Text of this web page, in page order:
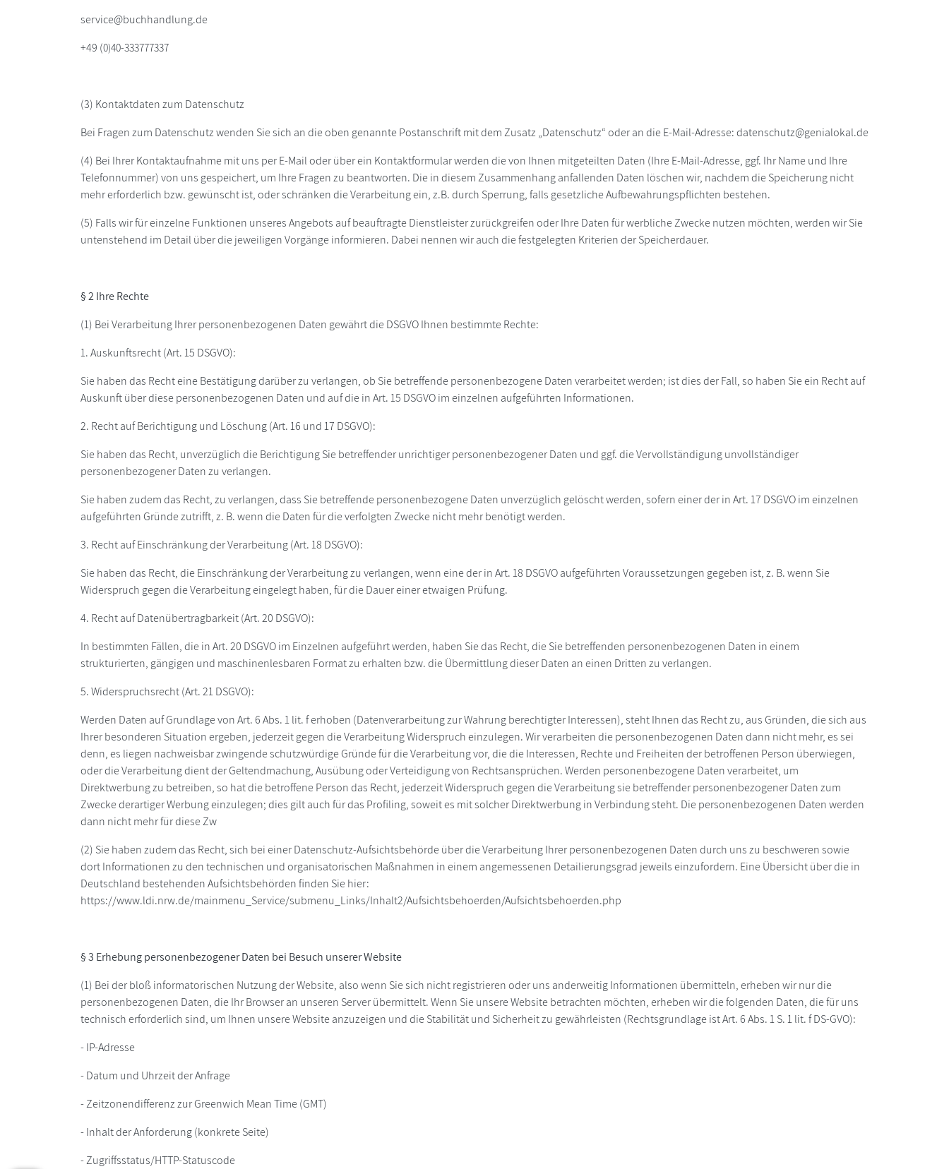
service@buchhandlung.de
+49 (0)40-333777337
(3) Kontaktdaten zum Datenschutz
Bei Fragen zum Datenschutz wenden Sie sich an die oben genannte Postanschrift mit dem Zusatz „Datenschutz“ oder an die E-Mail-Adresse: datenschutz@genialokal.de
(4) Bei Ihrer Kontaktaufnahme mit uns per E-Mail oder über ein Kontaktformular werden die von Ihnen mitgeteilten Daten (Ihre E-Mail-Adresse, ggf. Ihr Name und Ihre
Telefonnummer) von uns gespeichert, um Ihre Fragen zu beantworten. Die in diesem Zusammenhang anfallenden Daten löschen wir, nachdem die Speicherung nicht
mehr erforderlich bzw. gewünscht ist, oder schränken die Verarbeitung ein, z.B. durch Sperrung, falls gesetzliche Aufbewahrungspflichten bestehen.
(5) Falls wir für einzelne Funktionen unseres Angebots auf beauftragte Dienstleister zurückgreifen oder Ihre Daten für werbliche Zwecke nutzen möchten, werden wir Sie
untenstehend im Detail über die jeweiligen Vorgänge informieren. Dabei nennen wir auch die festgelegten Kriterien der Speicherdauer.
§ 2 Ihre Rechte
(1) Bei Verarbeitung Ihrer personenbezogenen Daten gewährt die DSGVO Ihnen bestimmte Rechte:
1. Auskunftsrecht (Art. 15 DSGVO):
Sie haben das Recht eine Bestätigung darüber zu verlangen, ob Sie betreffende personenbezogene Daten verarbeitet werden; ist dies der Fall, so haben Sie ein Recht auf
Auskunft über diese personenbezogenen Daten und auf die in Art. 15 DSGVO im einzelnen aufgeführten Informationen.
2. Recht auf Berichtigung und Löschung (Art. 16 und 17 DSGVO):
Sie haben das Recht, unverzüglich die Berichtigung Sie betreffender unrichtiger personenbezogener Daten und ggf. die Vervollständigung unvollständiger
personenbezogener Daten zu verlangen.
Sie haben zudem das Recht, zu verlangen, dass Sie betreffende personenbezogene Daten unverzüglich gelöscht werden, sofern einer der in Art. 17 DSGVO im einzelnen
aufgeführten Gründe zutrifft, z. B. wenn die Daten für die verfolgten Zwecke nicht mehr benötigt werden.
3. Recht auf Einschränkung der Verarbeitung (Art. 18 DSGVO):
Sie haben das Recht, die Einschränkung der Verarbeitung zu verlangen, wenn eine der in Art. 18 DSGVO aufgeführten Voraussetzungen gegeben ist, z. B. wenn Sie
Widerspruch gegen die Verarbeitung eingelegt haben, für die Dauer einer etwaigen Prüfung.
4. Recht auf Datenübertragbarkeit (Art. 20 DSGVO):
In bestimmten Fällen, die in Art. 20 DSGVO im Einzelnen aufgeführt werden, haben Sie das Recht, die Sie betreffenden personenbezogenen Daten in einem
strukturierten, gängigen und maschinenlesbaren Format zu erhalten bzw. die Übermittlung dieser Daten an einen Dritten zu verlangen.
5. Widerspruchsrecht (Art. 21 DSGVO):
Werden Daten auf Grundlage von Art. 6 Abs. 1 lit. f erhoben (Datenverarbeitung zur Wahrung berechtigter Interessen), steht Ihnen das Recht zu, aus Gründen, die sich aus
Ihrer besonderen Situation ergeben, jederzeit gegen die Verarbeitung Widerspruch einzulegen. Wir verarbeiten die personenbezogenen Daten dann nicht mehr, es sei
denn, es liegen nachweisbar zwingende schutzwürdige Gründe für die Verarbeitung vor, die die Interessen, Rechte und Freiheiten der betroffenen Person überwiegen,
oder die Verarbeitung dient der Geltendmachung, Ausübung oder Verteidigung von Rechtsansprüchen. Werden personenbezogene Daten verarbeitet, um
Direktwerbung zu betreiben, so hat die betroffene Person das Recht, jederzeit Widerspruch gegen die Verarbeitung sie betreffender personenbezogener Daten zum
Zwecke derartiger Werbung einzulegen; dies gilt auch für das Profiling, soweit es mit solcher Direktwerbung in Verbindung steht. Die personenbezogenen Daten werden
dann nicht mehr für diese Zw
(2) Sie haben zudem das Recht, sich bei einer Datenschutz-Aufsichtsbehörde über die Verarbeitung Ihrer personenbezogenen Daten durch uns zu beschweren sowie
dort Informationen zu den technischen und organisatorischen Maßnahmen in einem angemessenen Detailierungsgrad jeweils einzufordern. Eine Übersicht über die in
Deutschland bestehenden Aufsichtsbehörden finden Sie hier:
https://www.ldi.nrw.de/mainmenu_Service/submenu_Links/Inhalt2/Aufsichtsbehoerden/Aufsichtsbehoerden.php
§ 3 Erhebung personenbezogener Daten bei Besuch unserer Website
(1) Bei der bloß informatorischen Nutzung der Website, also wenn Sie sich nicht registrieren oder uns anderweitig Informationen übermitteln, erheben wir nur die
personenbezogenen Daten, die Ihr Browser an unseren Server übermittelt. Wenn Sie unsere Website betrachten möchten, erheben wir die folgenden Daten, die für uns
technisch erforderlich sind, um Ihnen unsere Website anzuzeigen und die Stabilität und Sicherheit zu gewährleisten (Rechtsgrundlage ist Art. 6 Abs. 1 S. 1 lit. f DS-GVO):
- IP-Adresse
- Datum und Uhrzeit der Anfrage
- Zeitzonendifferenz zur Greenwich Mean Time (GMT)
- Inhalt der Anforderung (konkrete Seite)
- Zugriffsstatus/HTTP-Statuscode